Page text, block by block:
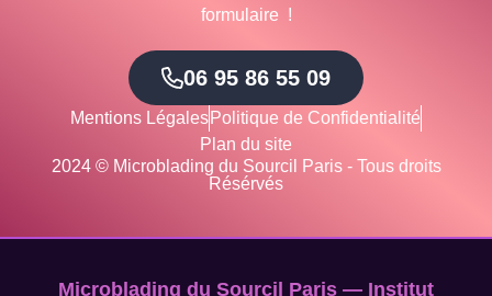
formulaire !
06 95 86 55 09
Mentions LégalesPolitique de Confidentialité
Plan du site
2024 © Microblading du Sourcil Paris - Tous droits
Résérvés
Microblading du Sourcil Paris — Institut